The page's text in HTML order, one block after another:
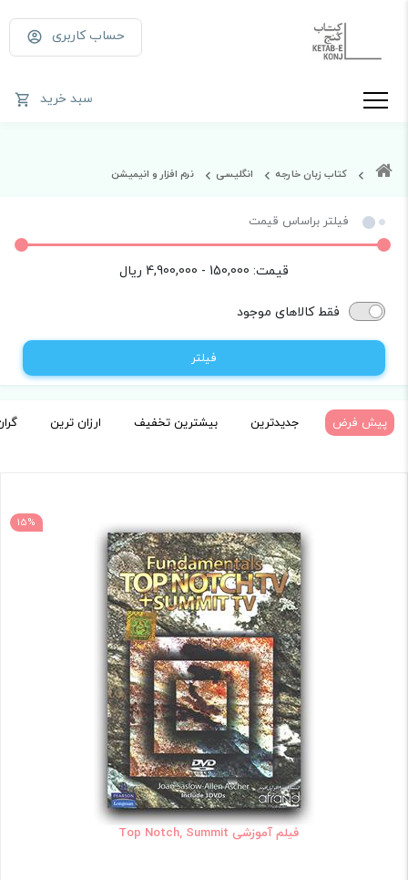
حساب کاربری
سبد خرید
کتاب زبان خارجه انگلیسی نرم افزار و انیمیشن
فیلتر براساس قیمت
قیمت: 150,000 - 4,900,000
ریال
فقط کالاهای موجود
فیلتر
پیش فرض جدیدترین بیشترین تخفیف ارزان ترین
15%
فیلم آموزشی Top Notch, Summit